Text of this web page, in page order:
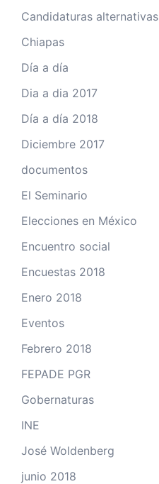
Candidaturas alternativas
Chiapas
Día a día
Dia a dia 2017
Día a día 2018
Diciembre 2017
documentos
El Seminario
Elecciones en México
Encuentro social
Encuestas 2018
Enero 2018
Eventos
Febrero 2018
FEPADE PGR
Gobernaturas
INE
José Woldenberg
junio 2018